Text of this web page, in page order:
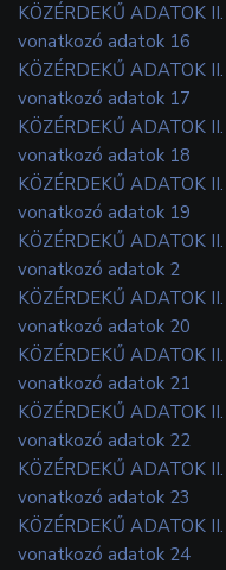
KÖZÉRDEKŰ ADATOK
vonatkozó adatok 16
KÖZÉRDEKŰ ADATOK
vonatkozó adatok 17
KÖZÉRDEKŰ ADATOK
vonatkozó adatok 18
KÖZÉRDEKŰ ADATOK
vonatkozó adatok 19
KÖZÉRDEKŰ ADATOK
vonatkozó adatok 2
KÖZÉRDEKŰ ADATOK
vonatkozó adatok 20
KÖZÉRDEKŰ ADATOK
vonatkozó adatok 21
KÖZÉRDEKŰ ADATOK
vonatkozó adatok 22
KÖZÉRDEKŰ ADATOK
vonatkozó adatok 23
KÖZÉRDEKŰ ADATOK
vonatkozó adatok 24